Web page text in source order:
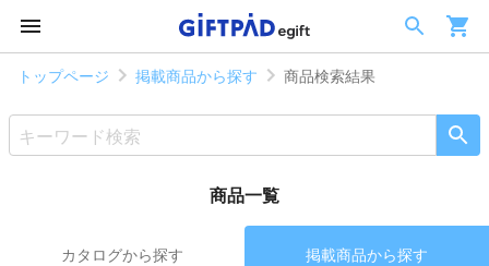
トップページ 掲載商品から探す 商品検索結果
商品一覧
カタログから探す 掲載商品から探す